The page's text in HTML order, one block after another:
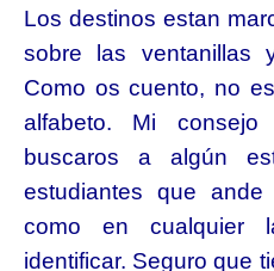
Los destinos estan
sobre las ventanillas
Como os cuento, no
alfabeto. Mi
buscaros a algún
estudiantes que
como en cualquier
identificar. Seguro que